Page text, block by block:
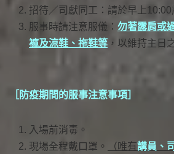
招待／司獻同工：請於早上10:00
服事時請注意服儀： 勿著露肩或
褲及涼鞋、拖鞋等 ，以維持主日
［防疫期間的服事注意事項］
入場前消毒。
現場全程戴口罩。
（唯有講員、